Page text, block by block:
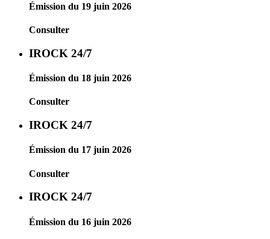
Émission du 19 juin 2026
Consulter
IROCK 24/7
Émission du 18 juin 2026
Consulter
IROCK 24/7
Émission du 17 juin 2026
Consulter
IROCK 24/7
Émission du 16 juin 2026